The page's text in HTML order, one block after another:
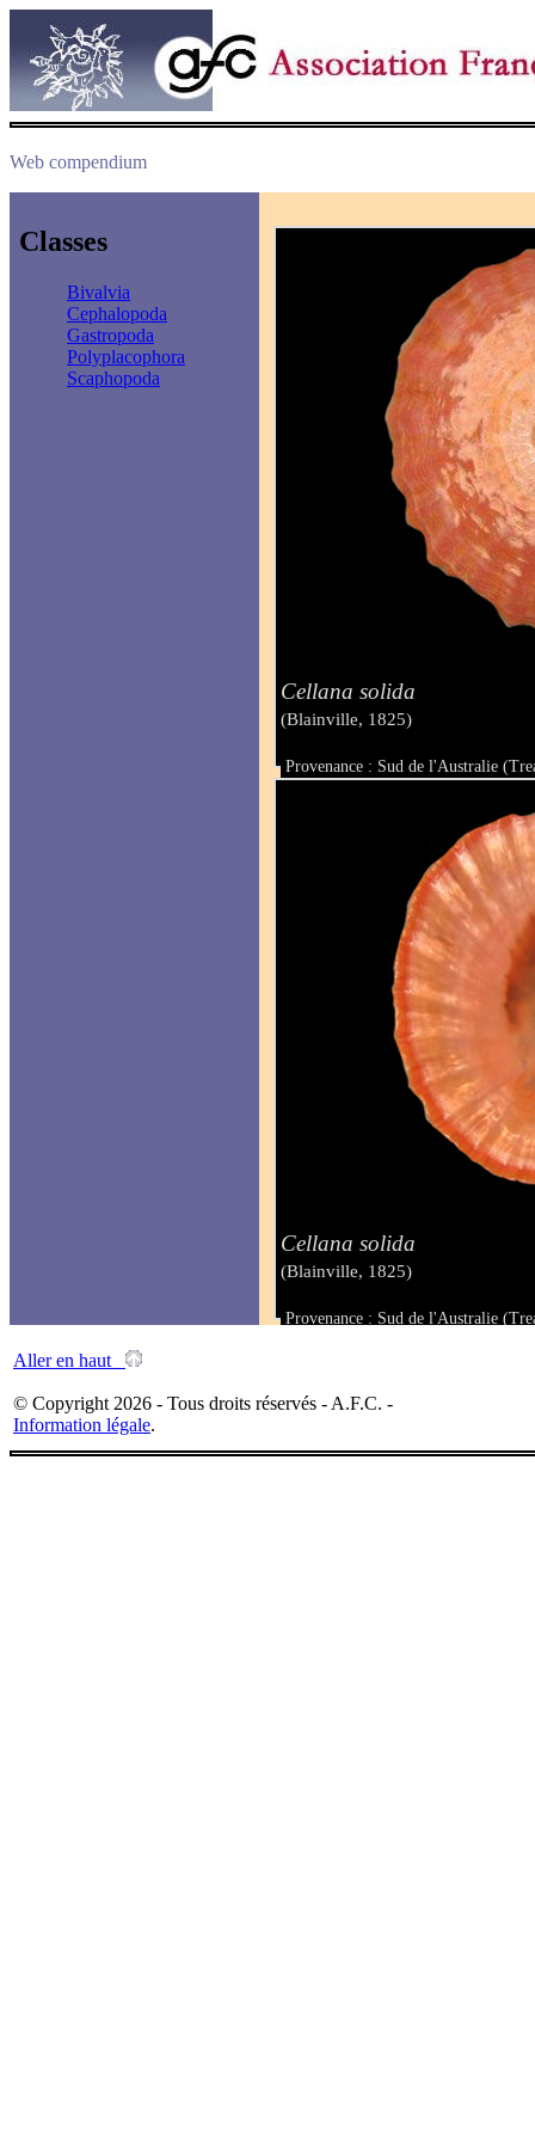
Web compendium
Classes
Bivalvia
Cephalopoda
Gastropoda
Polyplacophora
Scaphopoda
Cellana solida
(Blainville, 1825)
Provenance : Sud de l'Australie
Taille : 50.9 mm
Cellana solida
(Blainville, 1825)
Provenance : Sud de l'Australie
Aller en haut
© Copyright 2026 - Tous droits réservés - A.F.C. -
Information légale.